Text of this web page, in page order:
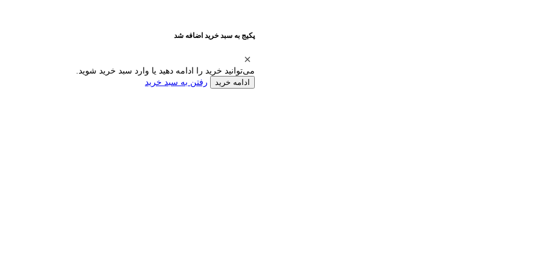
پکیج به سبد خرید اضافه شد
می‌توانید خرید را ادامه دهید یا وارد سبد خرید شوید.
ادامه خرید رفتن به سبد خرید